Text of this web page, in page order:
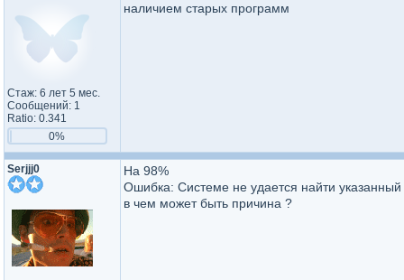
Стаж: 6 лет 5 мес.
Сообщений: 1
Ratio: 0.341
0%
наличием старых программ
Serjjj0
На 98%
Ошибка: Системе не удается найти указанный
в чем может быть причина ?